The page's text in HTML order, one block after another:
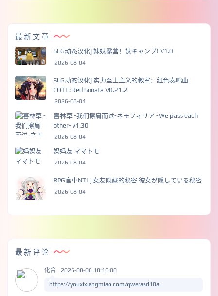
最新文章
SLG动态汉化] 妹妹露营！妹キャンプ! V1.0
2026-08-04
SLG动态汉化] 实力至上主义的教室：红色奏鸣曲
COTE: Red Sonata V0.21.2
2026-08-04
喜林草 -我们擦肩而过-ネモフィリア -We pass each
other- v1.30
2026-08-04
妈妈友 ママトモ
2026-08-04
RPG官中NTL] 女友隐藏的秘密 彼女が隠している秘密
2026-08-04
最新评论
化合 2026-08-06 18:16:00
https://youxixiangmiao.com/qwerasd10a...